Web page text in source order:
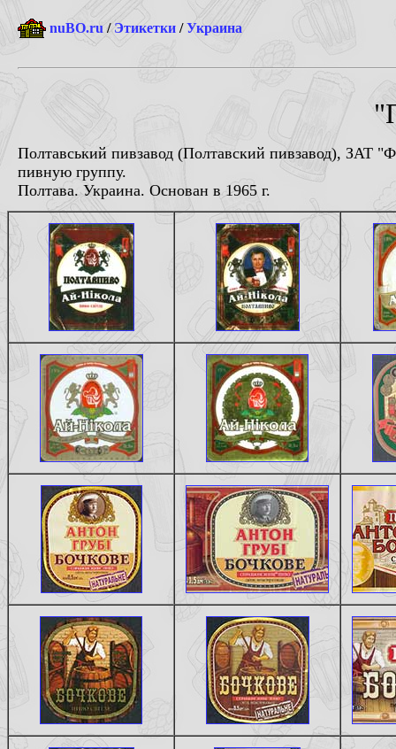
nuBO.ru /Этикетки /Украина
Полтавський пивзавод (Полтавский пивзавод), ЗАТ
пивную группу.
Полтава. Украина. Основан в 1965 г.